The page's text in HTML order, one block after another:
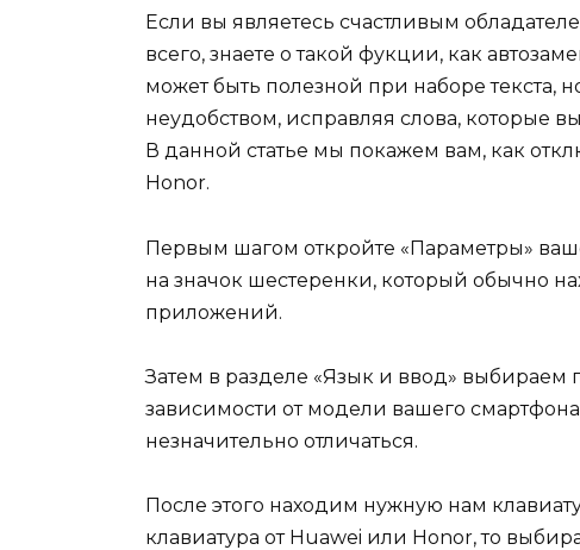
Если вы являетесь счастливым
всего, знаете о такой фукции, как
может быть полезной при наборе текста,
неудобством, исправляя слова, которые
В данной статье мы покажем вам, как
Honor.
Первым шагом откройте «Параметры»
на значок шестеренки, который обычно
приложений.
Затем в разделе «Язык и ввод» выбираем
зависимости от модели вашего
незначительно отличаться.
После этого находим нужную нам
клавиатура от Huawei или Honor, то